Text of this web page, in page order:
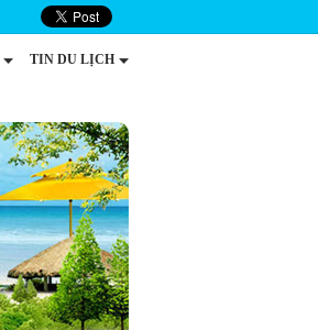
TIN DU LỊCH